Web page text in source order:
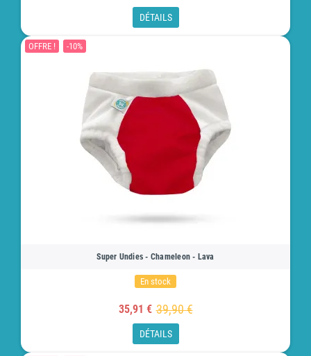
DÉTAILS
OFFRE ! -10%
Super Undies - Chameleon - Lava
En stock
35,91 € 39,90 €
DÉTAILS